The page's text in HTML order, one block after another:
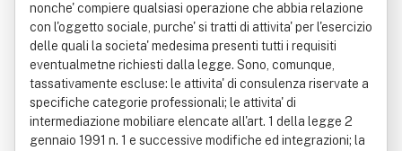
nonche' compiere qualsiasi operazione che abbia relazione
con l'oggetto sociale, purche' si tratti di attivita' per l'esercizio
delle quali la societa' medesima presenti tutti i requisiti
eventualmetne richiesti dalla legge. Sono, comunque,
tassativamente escluse: le attivita' di consulenza riservate a
specifiche categorie professionali; le attivita' di
intermediazione mobiliare elencate all'art. 1 della legge 2
gennaio 1991 n. 1 e successive modifiche ed integrazioni; la